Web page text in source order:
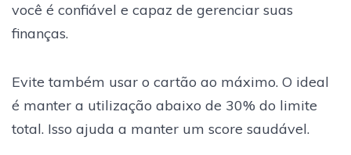
você é confiável e capaz de gerenciar suas
finanças.
Evite também usar o cartão ao máximo. O ideal
é manter a utilização abaixo de 30% do limite
total. Isso ajuda a manter um score saudável.